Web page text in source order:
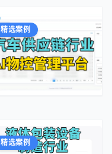
精选案例
精选案例